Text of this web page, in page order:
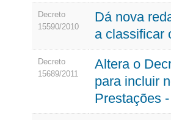
Decreto
15590/2010
Dá nova
a classificar
Decreto
15689/2011
Altera o
para incluir
Prestações